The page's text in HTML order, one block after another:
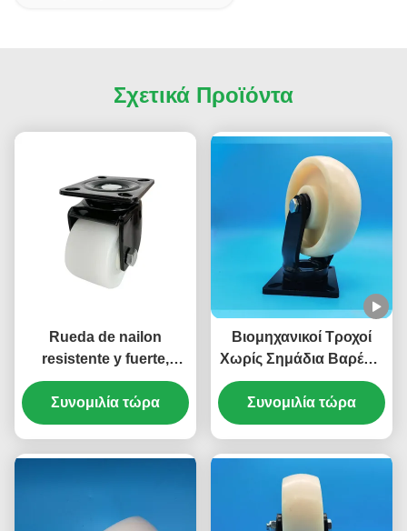
Σχετικά Προϊόντα
Rueda de nailon
resistente y fuerte,
rueda giratoria extra
resistente, equipo
industrial fijo rígido,
Συνομιλία τώρα
Βιομηχανικοί Τροχοί
Χωρίς Σημάδια Βαρέως
Τύπου Νάιλον Τροχοί
Μονός 8" Κλειδώσιμο
Άκαμπτο
Συνομιλία τώρα